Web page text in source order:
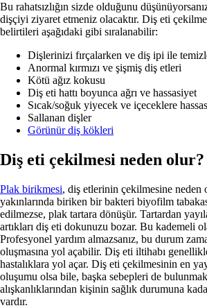
Bu rahatsızlığın sizde olduğunu
dişçiyi ziyaret etmeniz olacaktır. Diş eti
belirtileri aşağıdaki gibi sıralanabilir:
Dişlerinizi fırçalarken ve diş ipi ile
Anormal kırmızı ve şişmiş diş etleri
Kötü ağız kokusu
Diş eti hattı boyunca ağrı ve hassasiyet
Sıcak/soğuk yiyecek ve içeceklere
Sallanan dişler
Görünür diş kökleri
Diş eti çekilmesi neden olur?
Plak birikmesi, diş etlerinin çekilmesine neden
yakınlarında biriken bir bakteri biyofilm
edilmezse, plak tartara dönüşür. Tartardan
artıkları diş eti dokunuzu bozar. Bu kademeli
Profesyonel yardım almazsanız, bu durum
oluşmasına yol açabilir. Diş eti iltihabı
hastalıklara yol açar. Diş eti çekilmesinin en
oluşumu olsa bile, başka sebepleri de
alışkanlıklarından kişinin sağlık durumuna
vardır.